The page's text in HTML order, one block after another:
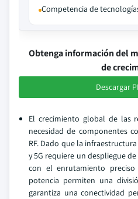
Competencia de
Obtenga información del
de
Descargar
El crecimiento global de las
necesidad de componentes
RF. Dado que la
y 5G requiere un despliegue
con el enrutamiento
potencia permiten una
garantiza una conectividad